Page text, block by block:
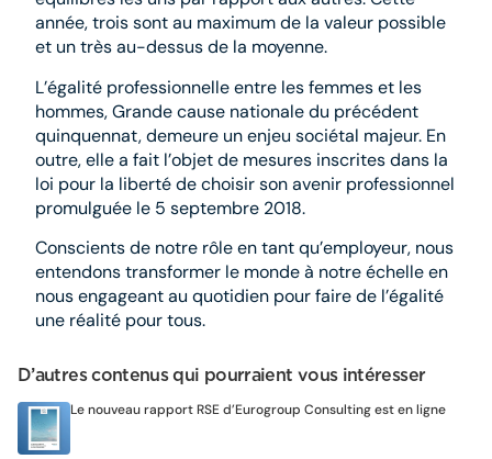
année, trois sont au maximum de la valeur possible
et un très au-dessus de la moyenne.
L’égalité professionnelle entre les femmes et les
hommes, Grande cause nationale du précédent
quinquennat, demeure un enjeu sociétal majeur. En
outre, elle a fait l’objet de mesures inscrites dans la
loi pour la liberté de choisir son avenir professionnel
promulguée le 5 septembre 2018.
Conscients de notre rôle en tant qu’employeur, nous
entendons transformer le monde à notre échelle en
nous engageant au quotidien pour faire de l’égalité
une réalité pour tous.
D’autres contenus qui pourraient vous intéresser
Le nouveau rapport RSE d’Eurogroup Consulting est en ligne